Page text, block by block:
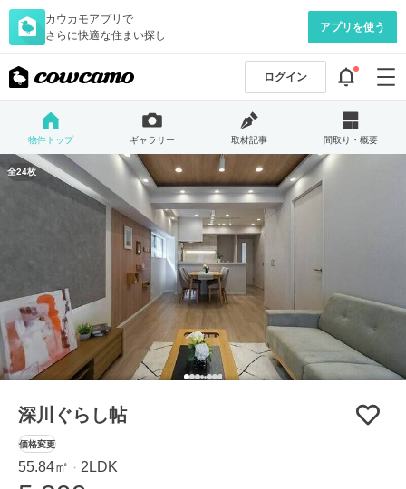
カウカモアプリで
さらに快適な住まい探し
アプリを使う
ログイン
物件トップ ギャラリー 取材記事 間取り・概要
全24枚
深川ぐらし帖
価格変更
55.84㎡ ・ 2LDK